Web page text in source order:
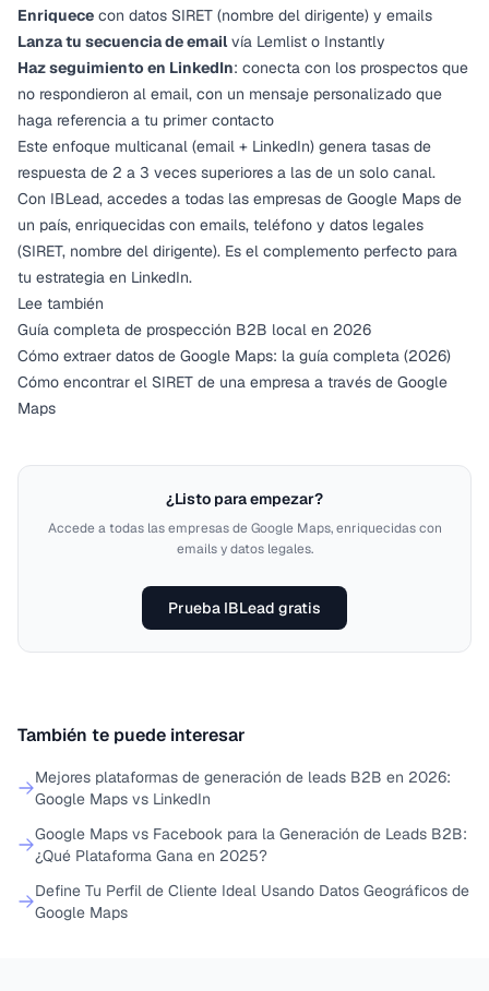
Enriquece con datos SIRET (nombre del dirigente) y emails
Lanza tu secuencia de emailvía Lemlist o Instantly
Haz seguimiento en LinkedIn: conecta con los prospectos que
no respondieron al email, con un mensaje personalizado que
haga referencia a tu primer contacto
Este enfoque multicanal (email + LinkedIn) genera tasas de
respuesta de 2 a 3 veces superiores a las de un solo canal.
Con IBLead, accedes a todas las empresas de Google Maps de
un país, enriquecidas con emails, teléfono y datos legales
(SIRET, nombre del dirigente). Es el complemento perfecto para
tu estrategia en LinkedIn.
Lee también
Guía completa de prospección B2B local en 2026
Cómo extraer datos de Google Maps: la guía completa (2026)
Cómo encontrar el SIRET de una empresa a través de Google
Maps
¿Listo para empezar?
Accede a todas las empresas de Google Maps, enriquecidas con
emails y datos legales.
Prueba IBLead gratis
También te puede interesar
Mejores plataformas de generación de leads B2B en 2026:
Google Maps vs LinkedIn
Google Maps vs Facebook para la Generación de Leads B2B:
¿Qué Plataforma Gana en 2025?
Define Tu Perfil de Cliente Ideal Usando Datos Geográficos de
Google Maps